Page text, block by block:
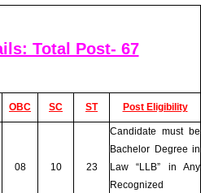
Total Post- 67
OBC SC ST Post Eligibility
08 10 23
Candidate must be
Bachelor Degree in
Law “LLB” in Any
Recognized